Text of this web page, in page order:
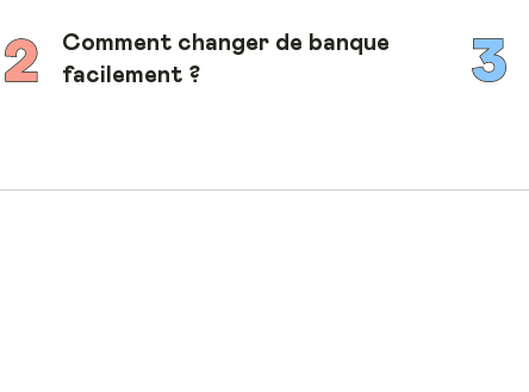
Comment changer de banque
facilement ?